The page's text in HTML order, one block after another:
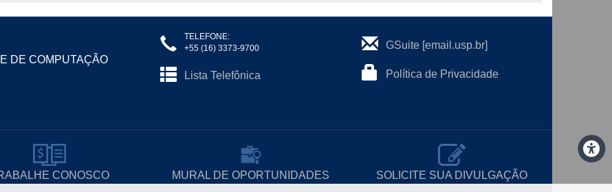
DE COMPUTAÇÃO
TELEFONE:
+55 (16) 3373-9700
Lista Telefônica
GSuite [email.usp.br]
Política de Privacidade
CONOSCO MURAL DE OPORTUNIDADES SOLICITE SUA DIVULGAÇÃO